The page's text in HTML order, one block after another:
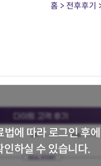
홈 > 전후후기
법에 따라 로그인 후에
인하실 수 있습니다.